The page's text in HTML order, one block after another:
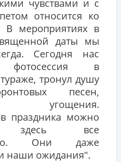
чувствами и с
относится ко
мероприятиях в
даты мы
Сегодня нас
фотосессия в
тронул душу
песен,
угощения.
праздника можно
здесь все
Они даже
наши ожидания".